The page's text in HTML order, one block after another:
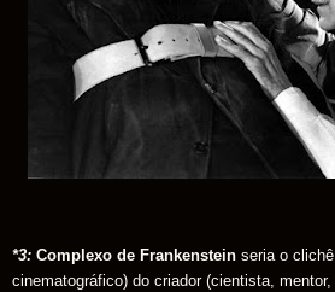
*3: Complexo de Frankenstein seria o
cinematográfico) do criador (cientista,